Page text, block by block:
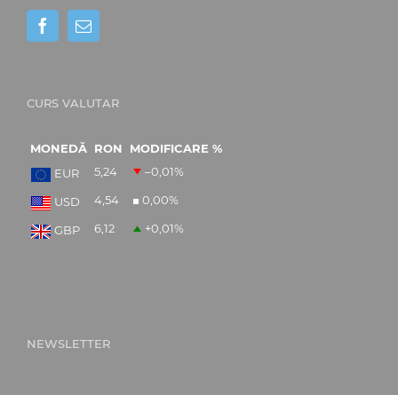
CURS VALUTAR
MONEDĂ RON
MODIFICARE %
EUR
5,24 –0,01%
USD 4,54 0,00%
GBP 6,12 +0,01%
NEWSLETTER